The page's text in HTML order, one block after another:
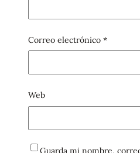
Correo electrónico *
Web
Guarda mi nombre,